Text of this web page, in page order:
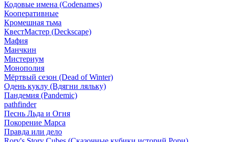
Кодовые имена (Codenames)
Кооперативные
Кромешная тьма
КвестМастер (Deckscape)
Мафия
Манчкин
Мистериум
Монополия
Мёртвый сезон (Dead of Winter)
Одень куклу (Вдягни ляльку)
Пандемия (Pandemic)
pathfinder
Песнь Льда и Огня
Покорение Марса
Правда или дело